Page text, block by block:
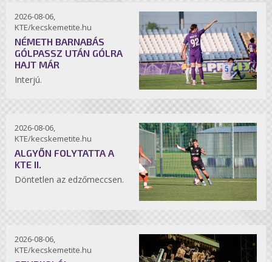
2026-08-06,
KTE/kecskemetite.hu
NÉMETH BARNABÁS
GÓLPASSZ UTÁN GÓLRA
HAJT MÁR
Interjú.
2026-08-06,
KTE/kecskemetite.hu
ALGYŐN FOLYTATTA A
KTE II.
Döntetlen az edzőmeccsen.
2026-08-06,
KTE/kecskemetite.hu